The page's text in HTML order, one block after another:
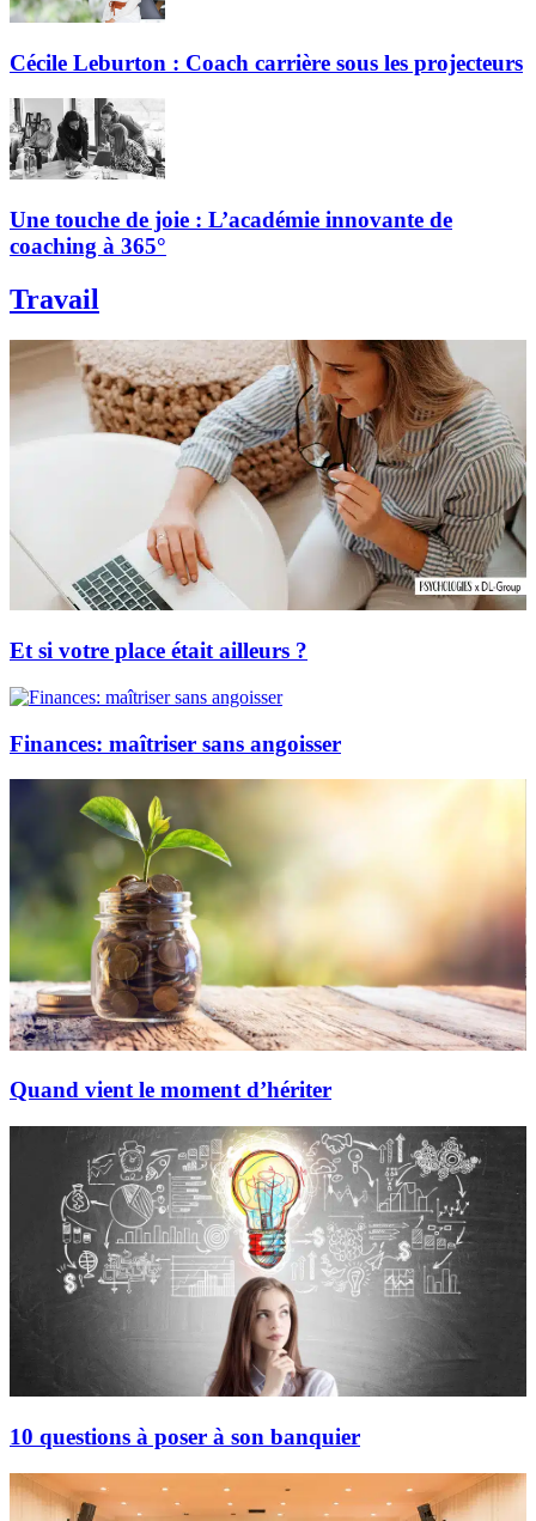
Cécile Leburton : Coach carrière sous les projecteurs
Une touche de joie : L’académie innovante de
coaching à 365°
Travail
Et si votre place était ailleurs ?
Finances: maîtriser sans angoisser
Quand vient le moment d’hériter
10 questions à poser à son banquier